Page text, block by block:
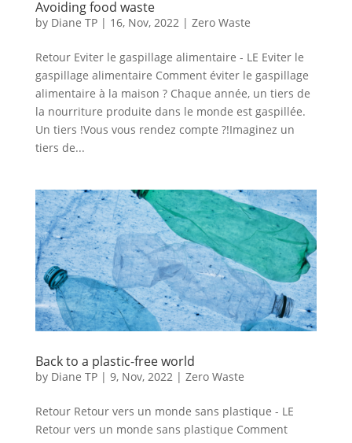
Avoiding food waste
by Diane TP| 16, Nov, 2022| Zero Waste
Retour Eviter le gaspillage alimentaire - LE Eviter le
gaspillage alimentaire Comment éviter le gaspillage
alimentaire à la maison ? Chaque année, un tiers de
la nourriture produite dans le monde est gaspillée.
Un tiers !Vous vous rendez compte ?!Imaginez un
tiers de...
Back to a plastic-free world
by Diane TP| 9, Nov, 2022 | Zero Waste
Retour Retour vers un monde sans plastique - LE
Retour vers un monde sans plastique Comment